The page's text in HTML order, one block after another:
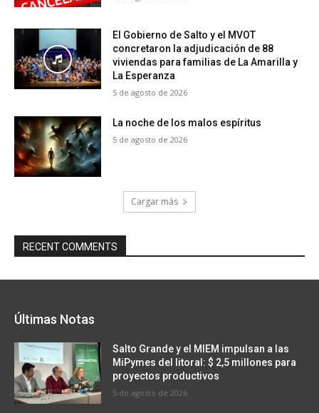
El Gobierno de Salto y el MVOT
concretaron la adjudicación de 88
viviendas para familias de La Amarilla y
La Esperanza
5 de agosto de 2026
La noche de los malos espíritus
5 de agosto de 2026
Cargar más
RECENT COMMENTS
Últimas Notas
Salto Grande y el MIEM impulsan a las
MiPymes del litoral: $ 2,5 millones para
proyectos productivos
5 de agosto de 2026